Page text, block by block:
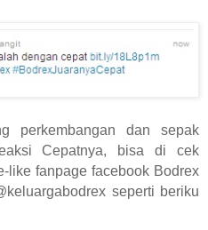
perkembangan dan sepak
Cepatnya, bisa di cek
like fanpage facebook Bodrex
seperti beriku